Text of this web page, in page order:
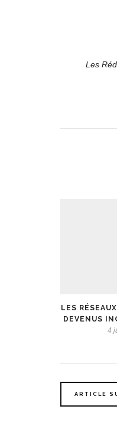
Les
LES
DEVENUS
4
ARTICLE